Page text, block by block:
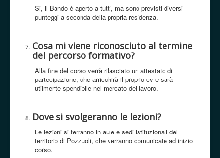
Si, il Bando è aperto a tutti, ma sono previsti diversi
punteggi a seconda della propria residenza.
Cosa mi viene riconosciuto al termine
del percorso formativo?
Alla fine del corso verrà rilasciato un attestato di
partecipazione, che arricchirà il proprio cv e sarà
utilmente spendibile nel mercato del lavoro.
Dove si svolgeranno le lezioni?
Le lezioni si terranno in aule e sedi istituzionali del
territorio di Pozzuoli, che verranno comunicate ad inizio
corso.